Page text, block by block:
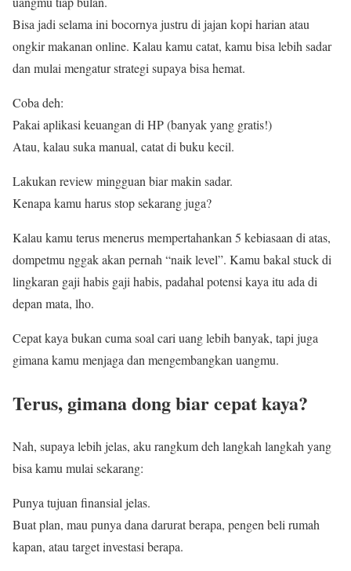
Bisa jadi selama ini bocornya justru di jajan kopi harian atau
ongkir makanan online. Kalau kamu catat, kamu bisa lebih sadar
dan mulai mengatur strategi supaya bisa hemat.
Coba deh:
Pakai aplikasi keuangan di HP (banyak yang gratis!)
Atau, kalau suka manual, catat di buku kecil.
Lakukan review mingguan biar makin sadar.
Kenapa kamu harus stop sekarang juga?
Kalau kamu terus menerus mempertahankan 5 kebiasaan di atas,
dompetmu nggak akan pernah “naik level”. Kamu bakal stuck di
lingkaran gaji habis gaji habis, padahal potensi kaya itu ada di
depan mata, lho.
Cepat kaya bukan cuma soal cari uang lebih banyak, tapi juga
gimana kamu menjaga dan mengembangkan uangmu.
Terus, gimana dong biar cepat kaya?
Nah, supaya lebih jelas, aku rangkum deh langkah langkah yang
bisa kamu mulai sekarang:
Punya tujuan finansial jelas.
Buat plan, mau punya dana darurat berapa, pengen beli rumah
kapan, atau target investasi berapa.